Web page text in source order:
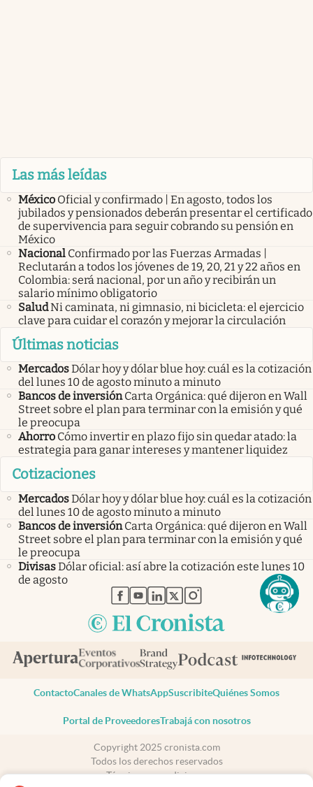
Las más leídas
México Oficial y confirmado | En agosto, todos los
jubilados y pensionados deberán presentar el certificado
de supervivencia para seguir cobrando su pensión en
México
Nacional Confirmado por las Fuerzas Armadas |
Reclutarán a todos los jóvenes de 19, 20, 21 y 22 años en
Colombia: será nacional, por un año y recibirán un
salario mínimo obligatorio
SaludNi caminata, ni gimnasio, ni bicicleta: el ejercicio
clave para cuidar el corazón y mejorar la circulación
Últimas noticias
MercadosDólar hoy y dólar blue hoy: cuál es la cotización
del lunes 10 de agosto minuto a minuto
Bancos de inversión Carta Orgánica: qué dijeron en Wall
Street sobre el plan para terminar con la emisión y qué
le preocupa
Ahorro Cómo invertir en plazo fijo sin quedar atado: la
estrategia para ganar intereses y mantener liquidez
Cotizaciones
MercadosDólar hoy y dólar blue hoy: cuál es la cotización
del lunes 10 de agosto minuto a minuto
Bancos de inversión Carta Orgánica: qué dijeron en Wall
Street sobre el plan para terminar con la emisión y qué
le preocupa
DivisasDólar oficial: así abre la cotización este lunes 10
de agosto
abre en nueva pestaña
abre en nueva pestaña
abre en nueva pestaña
abre en nueva pestaña
abre en nueva pestaña
ContactoCanales de WhatsAppSuscribiteQuiénes Somos
Portal de ProveedoresTrabajá con nosotros
Copyright 2025 cronista.com
Todos los derechos reservados
Términos y condiciones